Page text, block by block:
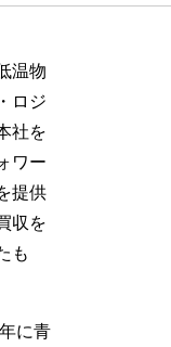
温物
ロジ
社を
ワー
提供
収を
も
に青